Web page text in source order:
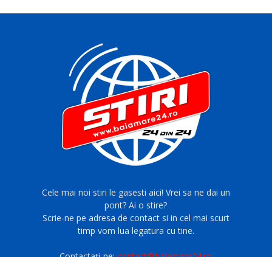
Cele mai noi stiri le gasesti aici! Vrei sa ne dai un
pont? Ai o stire?
Scrie-ne pe adresa de contact si in cel mai scurt
timp vom lua legatura cu tine.